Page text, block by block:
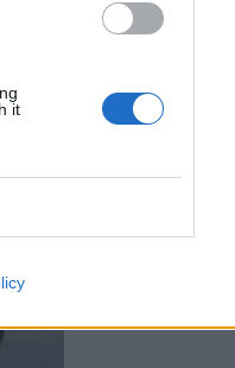
it
του
από
WEB TV